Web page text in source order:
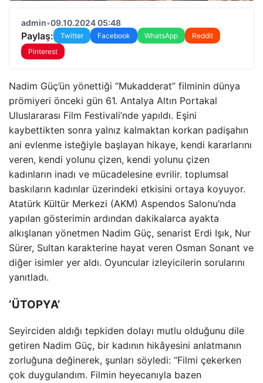
admin•09.10.2024 05:48
Paylaş: Twitter Facebook WhatsApp
Reddit
Pinterest
Nadim Güç’ün yönettiği “Mukadderat” filminin dünya
prömiyeri önceki gün 61. Antalya Altın Portakal
Uluslararası Film Festivali’nde yapıldı. Eşini
kaybettikten sonra yalnız kalmaktan korkan padişahın
ani evlenme isteğiyle başlayan hikaye, kendi kararlarını
veren, kendi yolunu çizen, kendi yolunu çizen
kadınların inadı ve mücadelesine evrilir. toplumsal
baskıların kadınlar üzerindeki etkisini ortaya koyuyor.
Atatürk Kültür Merkezi (AKM) Aspendos Salonu’nda
yapılan gösterimin ardından dakikalarca ayakta
alkışlanan yönetmen Nadim Güç, senarist Erdi Işık, Nur
Sürer, Sultan karakterine hayat veren Osman Sonant ve
diğer isimler yer aldı. Oyuncular izleyicilerin sorularını
yanıtladı.
‘ÜTOPYA’
Seyirciden aldığı tepkiden dolayı mutlu olduğunu dile
getiren Nadim Güç, bir kadının hikâyesini anlatmanın
zorluğuna değinerek, şunları söyledi: “Filmi çekerken
çok duygulandım. Filmin heyecanıyla bazen